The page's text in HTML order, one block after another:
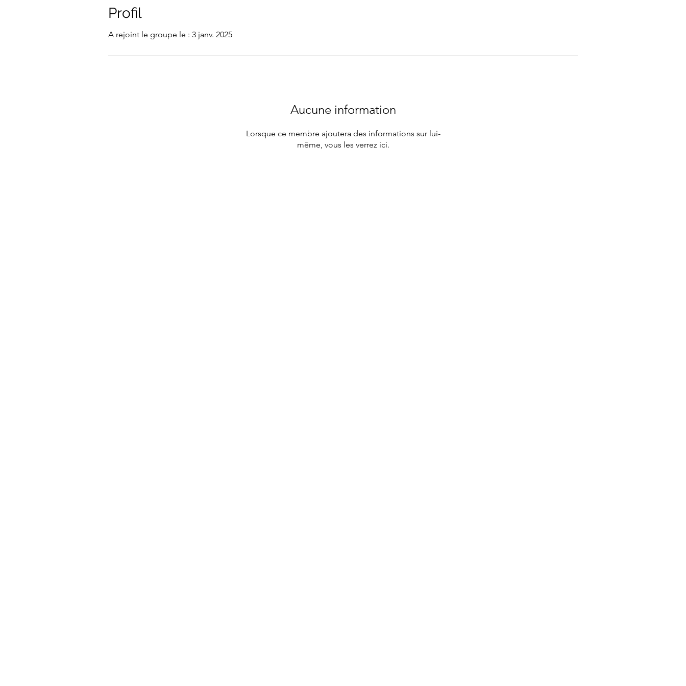
Profil
A rejoint le groupe le : 3 janv. 2025
Aucune information
Lorsque ce membre ajoutera des informations sur lui-
même, vous les verrez ici.